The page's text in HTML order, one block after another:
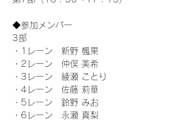
◆参加メンバー
3部
・1レーン　新野 楓果
・2レーン　仲俣 美希
・3レーン　綾瀬 ことり
・4レーン　佐藤 莉華
・5レーン　鈴野 みお
・6レーン　永瀬 真梨